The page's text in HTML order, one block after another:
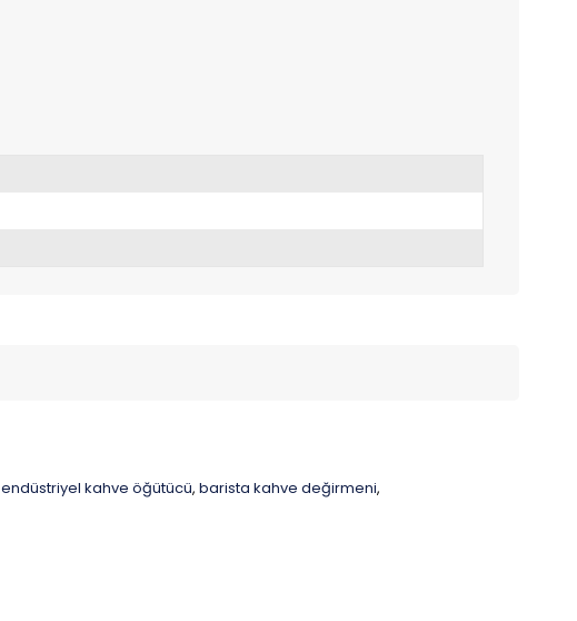
endüstriyel kahve öğütücü, barista kahve değirmeni,